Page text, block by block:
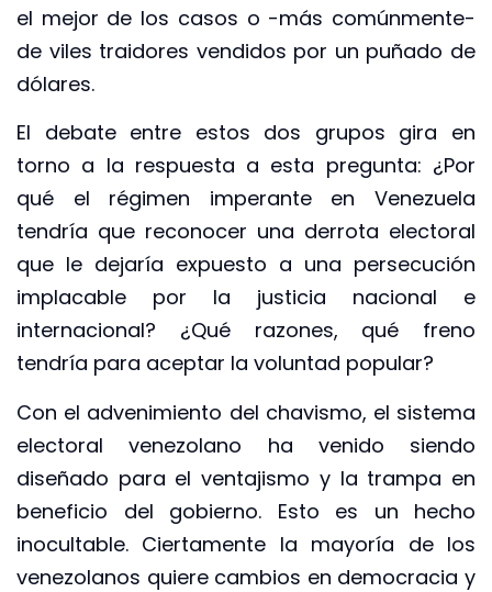
el mejor de los casos o -más comúnmente-
de viles traidores vendidos por un puñado de
dólares.
El debate entre estos dos grupos gira en
torno a la respuesta a esta pregunta: ¿Por
qué el régimen imperante en Venezuela
tendría que reconocer una derrota electoral
que le dejaría expuesto a una persecución
implacable por la justicia nacional e
internacional? ¿Qué razones, qué freno
tendría para aceptar la voluntad popular?
Con el advenimiento del chavismo, el sistema
electoral venezolano ha venido siendo
diseñado para el ventajismo y la trampa en
beneficio del gobierno. Esto es un hecho
inocultable. Ciertamente la mayoría de los
venezolanos quiere cambios en democracia y